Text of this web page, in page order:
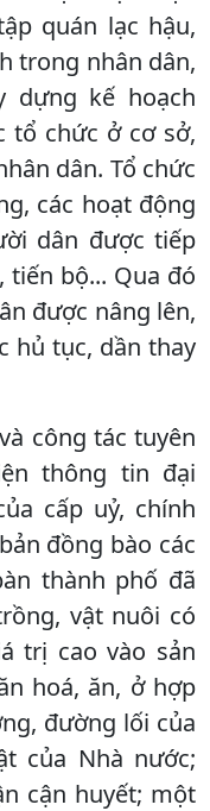
quán lạc hậu,
trong nhân dân,
dựng kế hoạch
tổ chức ở cơ sở,
dân. Tổ chức
các hoạt động
dân được tiếp
bộ... Qua đó
được nâng lên,
hủ tục, dần thay
công tác tuyên
thông tin đại
cấp uỷ, chính
đồng bào các
thành phố đã
vật nuôi có
trị cao vào sản
hoá, ăn, ở hợp
đường lối của
của Nhà nước;
cận huyết; một